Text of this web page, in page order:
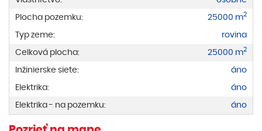
Plocha pozemku:
25000 m2
Typ zeme:
rovina
Celková plocha:
25000 m2
Inžinierske siete:
áno
Elektrika:
áno
Elektrika - na pozemku:
áno